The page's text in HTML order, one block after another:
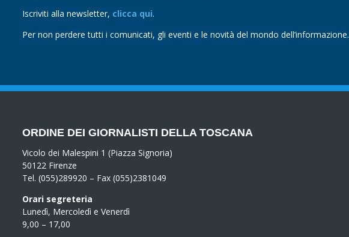
Iscriviti alla newsletter, clicca qui.
Per non perdere tutti i comunicati, gli eventi e le novità del mondo dell’informazione.
ORDINE DEI GIORNALISTI DELLA TOSCANA
Vicolo dei Malespini 1 (Piazza Signoria)
50122 Firenze
Tel. (055)289920 – Fax (055)2381049
Orari segreteria
Lunedì, Mercoledì e Venerdì
9,00 – 17,00